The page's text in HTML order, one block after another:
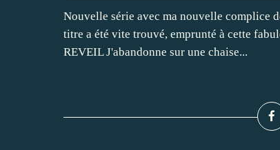
Nouvelle série avec ma nouvelle complice
titre a été vite trouvé, emprunté à cette
REVEIL J'abandonne sur une chaise...